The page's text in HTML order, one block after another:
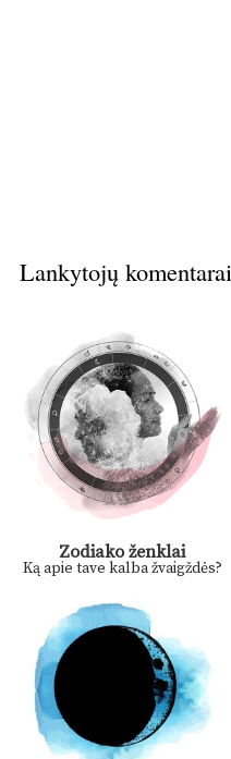
Lankytojų komentarai
Zodiako ženklai
Ką apie tave kalba žvaigždės?